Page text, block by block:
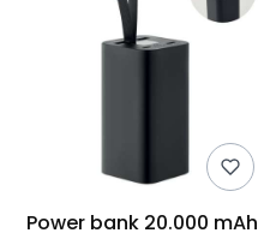
Power bank 20.000 mAh